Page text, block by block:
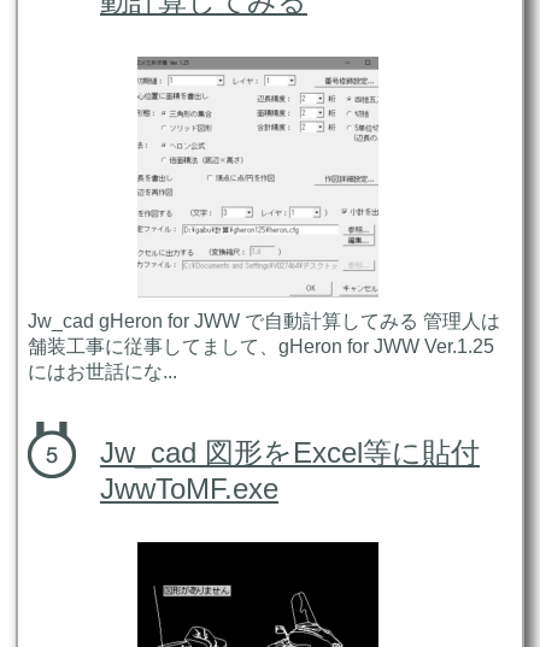
Jw_cad gHeron for JWW で自動計算してみる 管理人は
舗装工事に従事してまして、gHeron for JWW Ver.1.25
にはお世話にな...
Jw_cad 図形をExcel等に貼付
JwwToMF.exe